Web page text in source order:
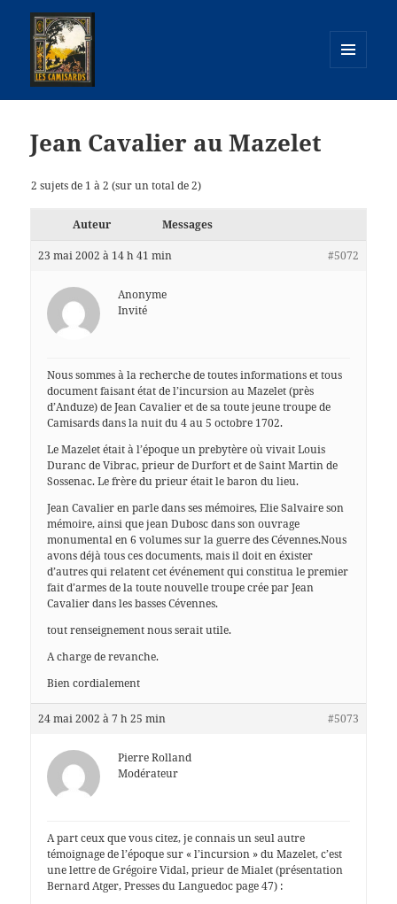
WIDGETS
Jean Cavalier au Mazelet
2 sujets de 1 à 2 (sur un total de 2)
Auteur Messages
23 mai 2002 à 14 h 41 min #5072
Anonyme
Invité
Nous sommes à la recherche de toutes informations et tous
document faisant état de l’incursion au Mazelet (près
d’Anduze) de Jean Cavalier et de sa toute jeune troupe de
Camisards dans la nuit du 4 au 5 octobre 1702.
Le Mazelet était à l’époque un prebytère où vivait Louis
Duranc de Vibrac, prieur de Durfort et de Saint Martin de
Sossenac. Le frère du prieur était le baron du lieu.
Jean Cavalier en parle dans ses mémoires, Elie Salvaire son
mémoire, ainsi que jean Dubosc dans son ouvrage
monumental en 6 volumes sur la guerre des Cévennes.Nous
avons déjà tous ces documents, mais il doit en éxister
d’autres qui relatent cet événement qui constitua le premier
fait d’armes de la toute nouvelle troupe crée par Jean
Cavalier dans les basses Cévennes.
tout renseignement nous serait utile.
A charge de revanche.
Bien cordialement
24 mai 2002 à 7 h 25 min #5073
Pierre Rolland
Modérateur
A part ceux que vous citez, je connais un seul autre
témoignage de l’époque sur « l’incursion » du Mazelet, c’est
une lettre de Grégoire Vidal, prieur de Mialet (présentation
Bernard Atger, Presses du Languedoc page 47) :